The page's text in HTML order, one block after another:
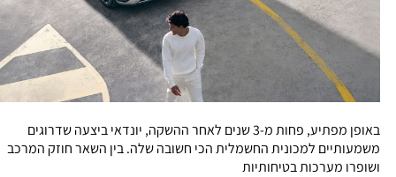
באופן מפתיע, פחות מ-3 שנים לאחר ההשקה, יונדאי ביצעה שדרוגים
משמעותיים למכונית החשמלית הכי חשובה שלה. בין השאר חוזק המרכב
ושופרו מערכות בטיחותיות